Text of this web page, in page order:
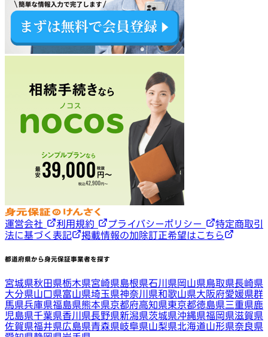
運営会社 利用規約 プライバシーポリシー
特定商取引
法に基づく表記
掲載情報の加除訂正希望はこちら
都道府県から身元保証事業者を探す
宮城県秋田県栃木県宮崎県島根県石川県岡山県鳥取県長崎県
大分県山口県富山県埼玉県神奈川県和歌山県大阪府愛媛県群
馬県兵庫県福島県熊本県京都府高知県東京都徳島県三重県鹿
児島県千葉県香川県長野県新潟県茨城県沖縄県福岡県滋賀県
佐賀県福井県広島県青森県岐阜県山梨県北海道山形県奈良県